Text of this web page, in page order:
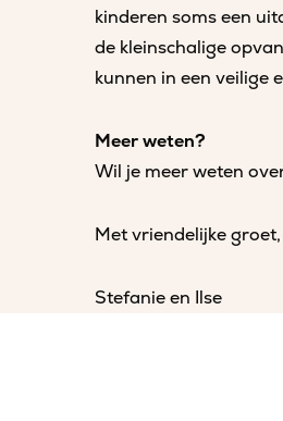
kinderen soms een
de kleinschalige
kunnen in een veilige
Meer weten?
Wil je meer weten
Met vriendelijke groet,
Stefanie en Ilse